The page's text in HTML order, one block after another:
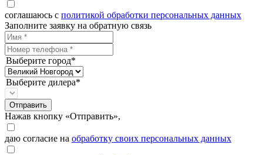
соглашаюсь с политикой обработки персональных данных
Заполните заявку на обратную связь
Выберите город*
Выберите дилера*
Отправить
Нажав кнопку «Отправить»,
даю согласие на обработку своих персональных данных